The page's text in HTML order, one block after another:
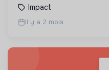
Impact
Il y a 2 mois